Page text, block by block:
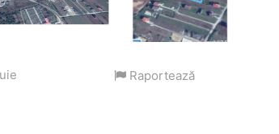
Raportează